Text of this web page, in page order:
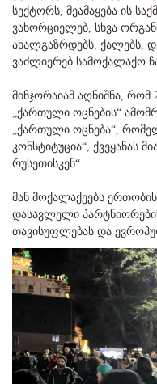
სექტორს, მეამაყება ის
ვახორციელებ, სხვა
ახალგაზრდებს, ქალებს,
ვაძლიერებ სამოქალაქო
მინჯორაიამ აღნიშნა, რომ
„ქართული ოცნების“
„ქართული ოცნება“,
კონსტიტუცია“, ქვეყანას
რუსეთისკენ“.
მან მოქალაქეებს
დასავლელი
თავისუფლებას და